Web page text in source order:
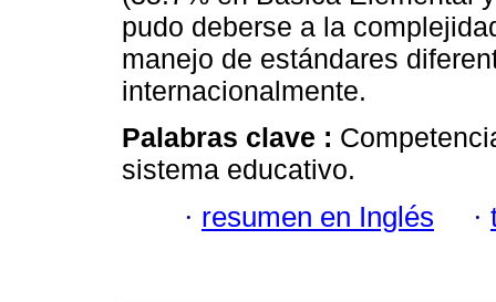
pudo deberse a la
manejo de estándares
internacionalmente.
Palabras clave :
sistema educativo.
· resumen en Inglés ·